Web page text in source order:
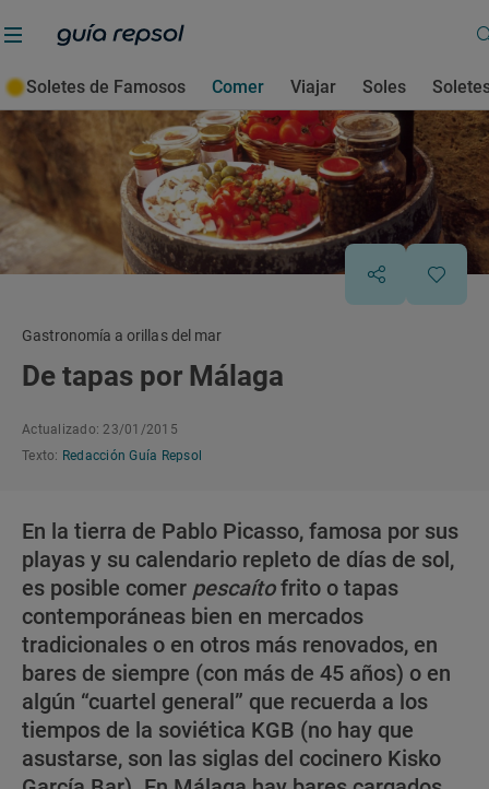
Soletes de Famosos Comer Viajar Soles
Gastronomía a orillas del mar
De tapas por Málaga
Actualizado: 23/01/2015
Texto: Redacción Guía Repsol
En la tierra de Pablo Picasso, famosa por sus
playas y su calendario repleto de días de sol,
es posible comer pescaítofrito o tapas
contemporáneas bien en mercados
tradicionales o en otros más renovados, en
bares de siempre (con más de 45 años) o en
algún “cuartel general” que recuerda a los
tiempos de la soviética KGB (no hay que
asustarse, son las siglas del cocinero Kisko